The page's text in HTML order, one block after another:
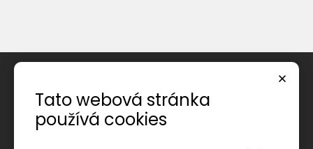
O společnosti
Tato webová stránka
používá cookies